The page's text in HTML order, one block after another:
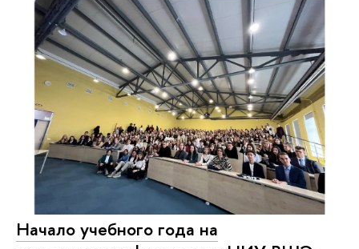
Начало учебного года на